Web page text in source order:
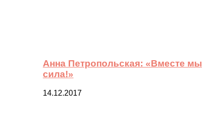
Анна Петропольская: «Вместе мы
сила!»
14.12.2017